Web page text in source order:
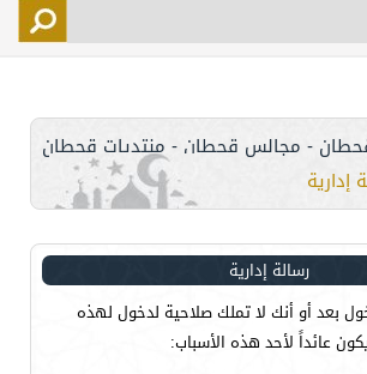
- مجالس قحطان - منتديات قحطان
إدارية
رسالة إدارية
بعد أو أنك لا تملك صلاحية لدخول لهذه
عائداً لأحد هذه الأسباب: